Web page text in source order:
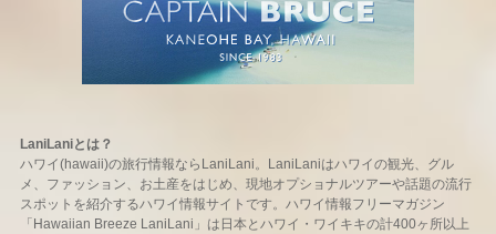
LaniLaniとは？
ハワイ(hawaii)の旅行情報ならLaniLani。LaniLaniはハワイの観光、グル
メ、ファッション、お土産をはじめ、現地オプショナルツアーや話題の流行
スポットを紹介するハワイ情報サイトです。ハワイ情報フリーマガジン
「Hawaiian Breeze LaniLani」は日本とハワイ・ワイキキの計400ヶ所以上